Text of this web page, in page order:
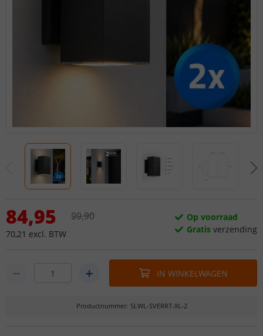
84,95
70,21 excl. BTW
99,90
Op voorraad
Gratis verzending
IN WINKELWAGEN
Productnummer: SLWL-SVERRT-XL-2